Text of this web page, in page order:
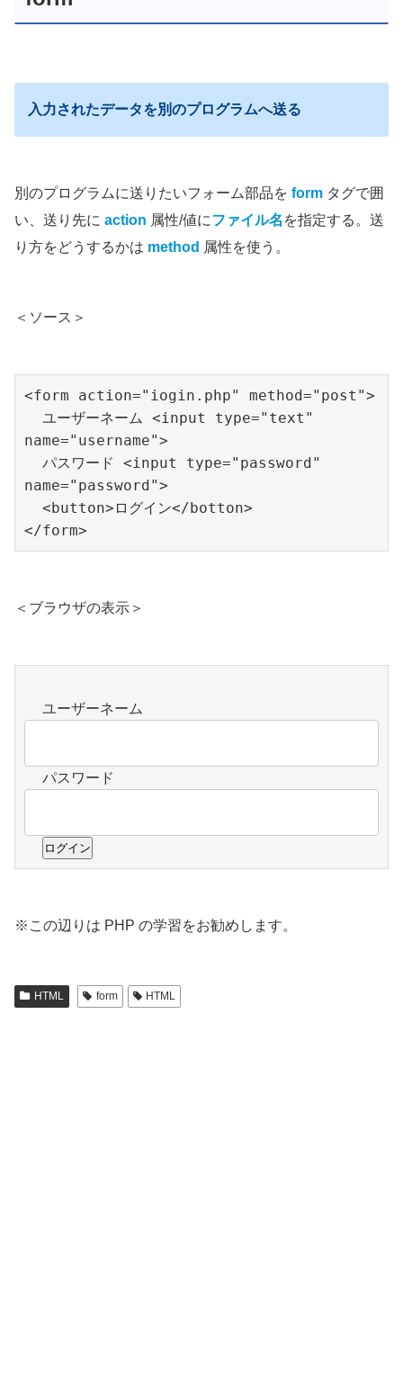
入力されたデータを別のプログラムへ送る
別のプログラムに送りたいフォーム部品を form タグで囲
い、送り先に action 属性/値にファイル名 を指定する。送
り方をどうするかは method 属性を使う。
＜ソース＞
<form action="iogin.php" method="post">
name="username">
name="password">
</form>
＜ブラウザの表示＞
  ユーザーネーム
  パスワード
※この辺りは PHP の学習をお勧めします。
HTML form HTML